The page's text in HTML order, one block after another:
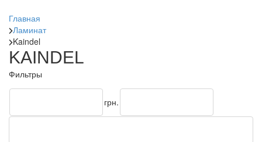
Главная
Ламинат
Kaindel
KAINDEL
Фильтры
грн.